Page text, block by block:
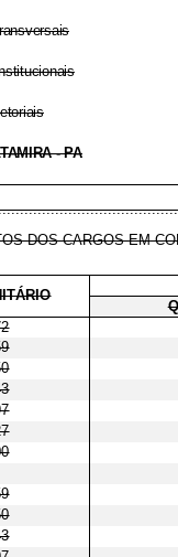
- PA
DOS CARGOS EM